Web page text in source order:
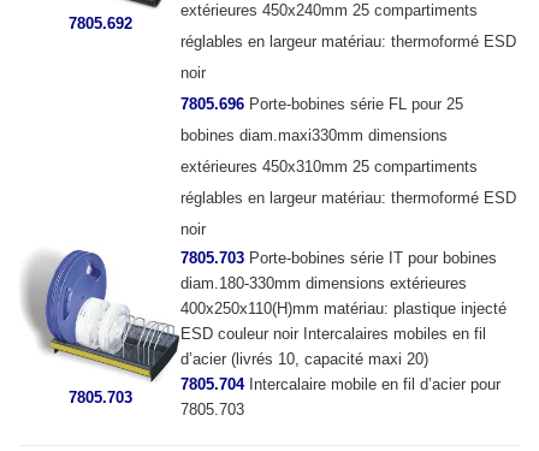
7805.692
extérieures 450x240mm 25 compartiments
réglables en largeur matériau: thermoformé ESD
noir
7805.696 Porte-bobines série FL pour 25
bobines diam.maxi330mm dimensions
extérieures 450x310mm 25 compartiments
réglables en largeur matériau: thermoformé ESD
noir
7805.703
7805.703 Porte-bobines série IT pour bobines
diam.180-330mm dimensions extérieures
400x250x110(H)mm matériau: plastique injecté
ESD couleur noir Intercalaires mobiles en fil
d’acier (livrés 10, capacité maxi 20)
7805.704 Intercalaire mobile en fil d’acier pour
7805.703